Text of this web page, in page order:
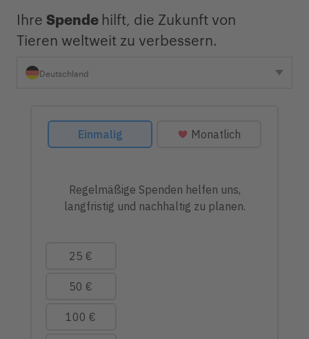
Ihre Spende hilft, die Zukunft von
Tieren weltweit zu verbessern.
Deutschland